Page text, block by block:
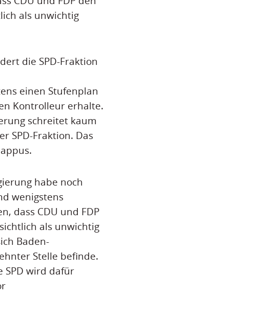
als unwichtig
die SPD-Fraktion
einen Stufenplan
Kontrolleur erhalte.
schreitet kaum
SPD-Fraktion. Das
habe noch
wenigstens
dass CDU und FDP
als unwichtig
Baden-
Stelle befinde.
SPD wird dafür